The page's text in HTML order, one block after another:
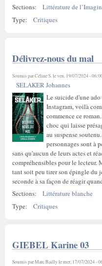
Sections:
Littérature de
Type:
Critiques
Délivrez-nous du mal
Soumis parCéline S. le ven, 19/07/2024 -
SELAKER Johannes
Le suicide d'une
Instagram, voilà
commence ce
choc qui laisse
au suspense
personnages sont à
sans qu'aucun de leurs actes et
compréhensibles pour le lecteur.
tant soit peu tirer son épingle du
seconde à sa façon de réagir
Sections:
Littérature blanche
Type:
Critiques
GIEBEL Karine 03
Soumis parMarc Baillyle mer, 17/07/2024 -